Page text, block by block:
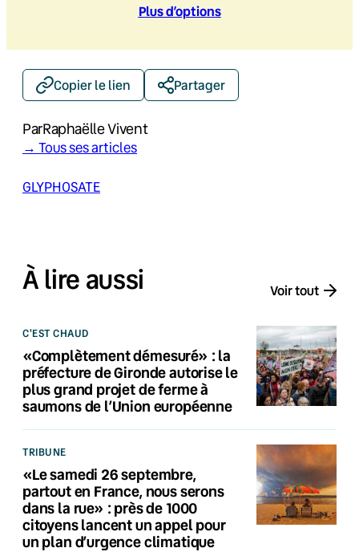
Plus d’options
Copier le lien Partager
ParRaphaëlle Vivent
→ Tous ses articles
GLYPHOSATE
À lire aussi Voir tout
C'EST CHAUD
«Complètement démesuré» : la
préfecture de Gironde autorise le
plus grand projet de ferme à
saumons de l’Union européenne
TRIBUNE
«Le samedi 26 septembre,
partout en France, nous serons
dans la rue» : près de 1000
citoyens lancent un appel pour
un plan d’urgence climatique